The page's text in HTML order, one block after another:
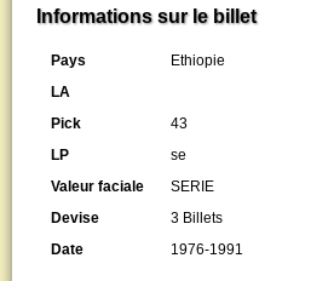
Informations sur le billet
Pays
Ethiopie
LA
Pick
43
LP
se
Valeur faciale
SERIE
Devise
3 Billets
Date
1976-1991